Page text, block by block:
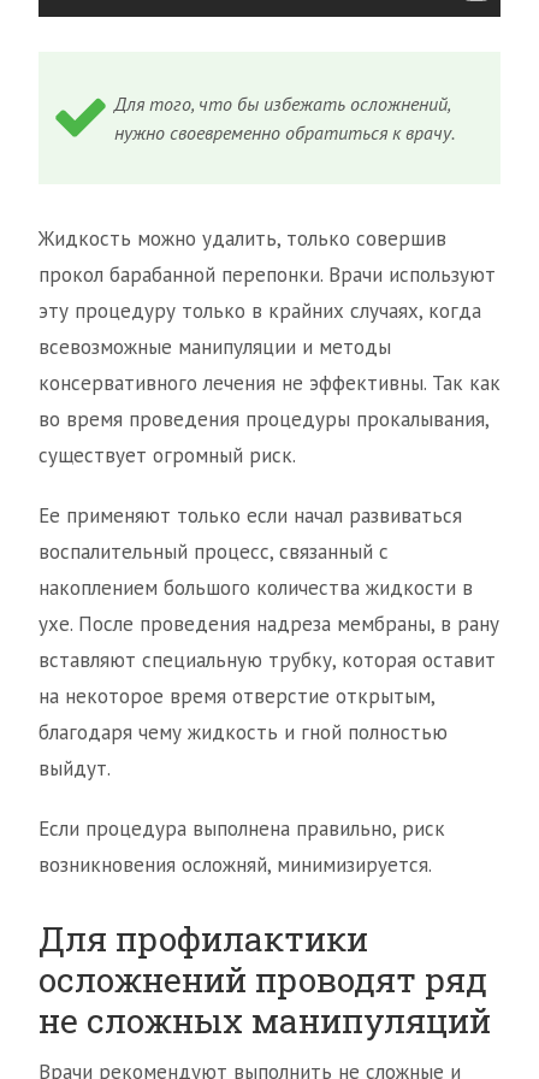
Для того, что бы избежать осложнений,
нужно своевременно обратиться к врачу.
Жидкость можно удалить, только совершив
прокол барабанной перепонки. Врачи используют
эту процедуру только в крайних случаях, когда
всевозможные манипуляции и методы
консервативного лечения не эффективны. Так как
во время проведения процедуры прокалывания,
существует огромный риск.
Ее применяют только если начал развиваться
воспалительный процесс, связанный с
накоплением большого количества жидкости в
ухе. После проведения надреза мембраны, в рану
вставляют специальную трубку, которая оставит
на некоторое время отверстие открытым,
благодаря чему жидкость и гной полностью
выйдут.
Если процедура выполнена правильно, риск
возникновения осложняй, минимизируется.
Для профилактики
осложнений проводят ряд
не сложных манипуляций
Врачи рекомендуют выполнить не сложные и